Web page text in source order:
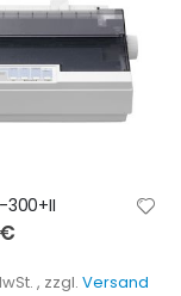
300+II
, zzgl. Versand